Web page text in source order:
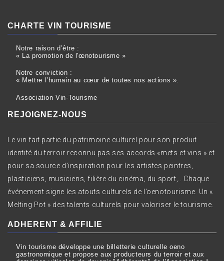
CHARTE VIN TOURISME
Notre raison d’être :
« La promotion de l'œnotourisme »
Notre conviction :
« Mettre l’humain au cœur de toutes nos actions ».
Association Vin-Tourisme
REJOIGNEZ-NOUS
Le vin fait partie du patrimoine culturel pour son produit
identité du terroir reconnu pas ses accords «mets et vins » et
pour sa source d’inspiration pour les artistes peintres,
plasticiens, musiciens, filière du cinéma, du sport,.. Chaque
événement signe les atouts culturels de l’oenotourisme. Un «
Melting Pot » des talents culturels pour valoriser le tourisme.
ADHERENT & AFFILIE
Vin tourisme développe une billetterie culturelle oeno
gastronomique et propose aux producteurs du terroir et aux